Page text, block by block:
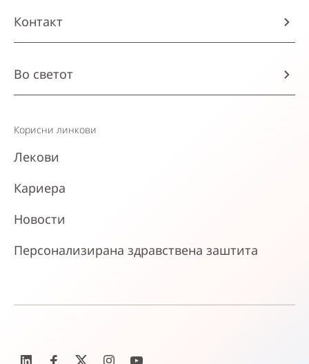
Контакт
Во светот
Корисни линкови
Лекови
Кариера
Новости
Персонализирана здравствена заштита